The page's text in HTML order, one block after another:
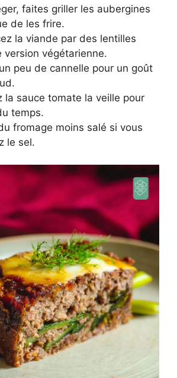
faites griller les aubergines
de les frire.
la viande par des lentilles
version végétarienne.
peu de cannelle pour un goût
la sauce tomate la veille pour
temps.
fromage moins salé si vous
le sel.